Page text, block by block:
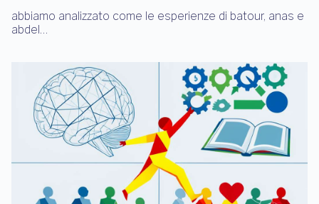
abbiamo analizzato come le esperienze di batour, anas e
abdel…